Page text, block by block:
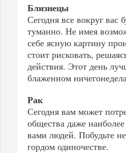
Близнецы
Сегодня все вокруг вас
туманно. Не имея
себе ясную картину
стоит рисковать,
действия. Этот день
блаженном
Рак
Сегодня вам может
общества даже
вами людей. Побудьте
гордом одиночестве.